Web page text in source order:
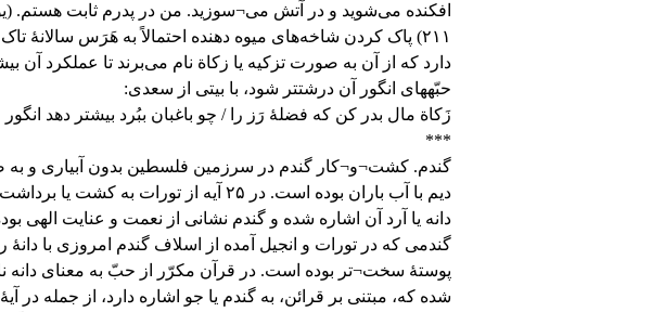
افکنده می‌شوید و در آتش می¬سوزید. من در پدرم ثابت هستم.
۲۱۱) پاک کردن شاخه‌های میوه دهنده احتمالاً به هَرَس سالانۀ
دارد که از آن به صورت تزکیه یا زکاة نام می‌برند تا عملکرد آن
حبّه‏های انگور آن درشت‏تر شود، با بیتی از سعدی:
زَکاة مال بدر کن که فضلۀ رَز را / چو باغبان ببُرد بیشتر دهد انگور
***
گندم. کشت¬و¬کار گندم در سرزمین فلسطین بدون آبیاری و
دیم با آب باران بوده است. در ۲۵ آیه از تورات به کشت یا
دانه یا آرد آن اشاره شده و گندم نشانی از نعمت و عنایت الهی
گندمی که در تورات و انجیل آمده از اسلاف گندم امروزی با دانۀ
پوستۀ سخت¬تر بوده است. در قرآن مکرّر از حبّ به معنای دانه